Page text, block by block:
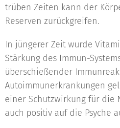
trüben Zeiten kann der
Reserven zurückgreifen.
In jüngerer Zeit wurde
Stärkung des Immun-
überschießender
Autoimmunerkrankungen
einer Schutzwirkung für die
auch positiv auf die Psyche